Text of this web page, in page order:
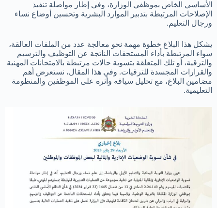
الأساسي الخاص بموظفي الوزارة، وفي إطار مواصلة تنفيذ
الإصلاحات المرتبطة بتدبير الموارد البشرية وتحسين أوضاع نساء
ورجال التعليم.
يشكل هذا البلاغ خطوة مهمة نحو معالجة عدد من الملفات العالقة،
سواء المرتبطة بأداء المستحقات الناتجة عن التوظيف والترسيم
والترقية، أو تلك المتعلقة بتسوية حالات مرتبطة بالامتحانات المهنية
والقرارات المجسدة للترقيات. وفي هذا المقال، نستعرض أهم
مضامين البلاغ، مع تحليل سياقه وأثره على الموظفين والمنظومة
التعليمية.